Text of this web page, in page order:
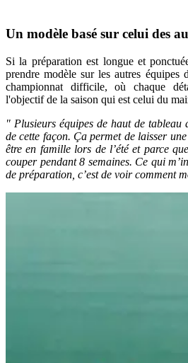
Un modèle basé sur celui des
Si la préparation est longue et
prendre modèle sur les autres
championnat difficile, où chaque
l'objectif de la saison qui est celui du
" Plusieurs équipes de haut de
de cette façon. Ça permet de laisser
être en famille lors de l’été et parce
couper pendant 8 semaines. Ce qui
de préparation, c’est de voir comment